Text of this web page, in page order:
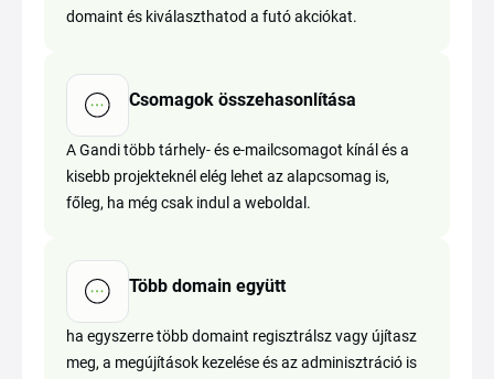
domaint és kiválaszthatod a futó akciókat.
Csomagok összehasonlítása
A Gandi több tárhely- és e-mailcsomagot kínál és a
kisebb projekteknél elég lehet az alapcsomag is,
főleg, ha még csak indul a weboldal.
Több domain együtt
ha egyszerre több domaint regisztrálsz vagy újítasz
meg, a megújítások kezelése és az adminisztráció is